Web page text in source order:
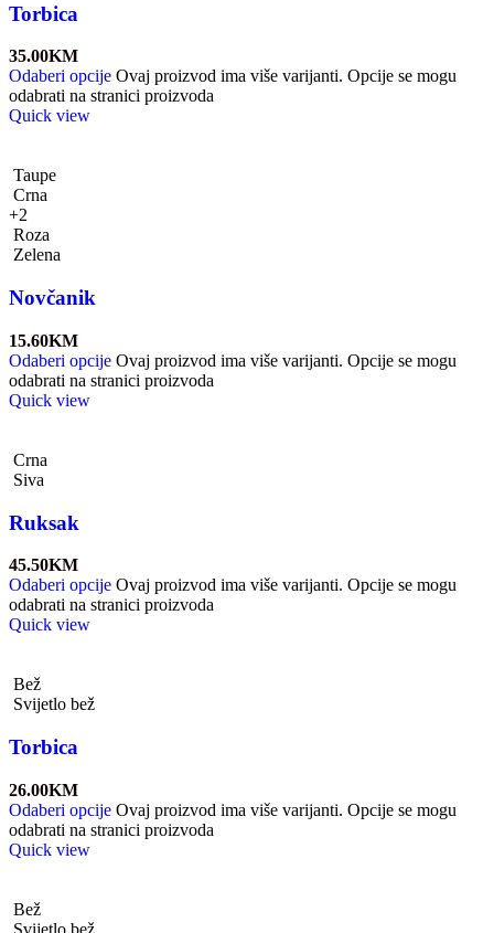
Torbica
35.00KM
Odaberi opcije Ovaj proizvod ima više varijanti. Opcije se mogu
odabrati na stranici proizvoda
Quick view
Taupe
Crna
+2
Roza
Zelena
Novčanik
15.60KM
Odaberi opcije Ovaj proizvod ima više varijanti. Opcije se mogu
odabrati na stranici proizvoda
Quick view
Crna
Siva
Ruksak
45.50KM
Odaberi opcije Ovaj proizvod ima više varijanti. Opcije se mogu
odabrati na stranici proizvoda
Quick view
Bež
Svijetlo bež
Torbica
26.00KM
Odaberi opcije Ovaj proizvod ima više varijanti. Opcije se mogu
odabrati na stranici proizvoda
Quick view
Bež
Svijetlo bež